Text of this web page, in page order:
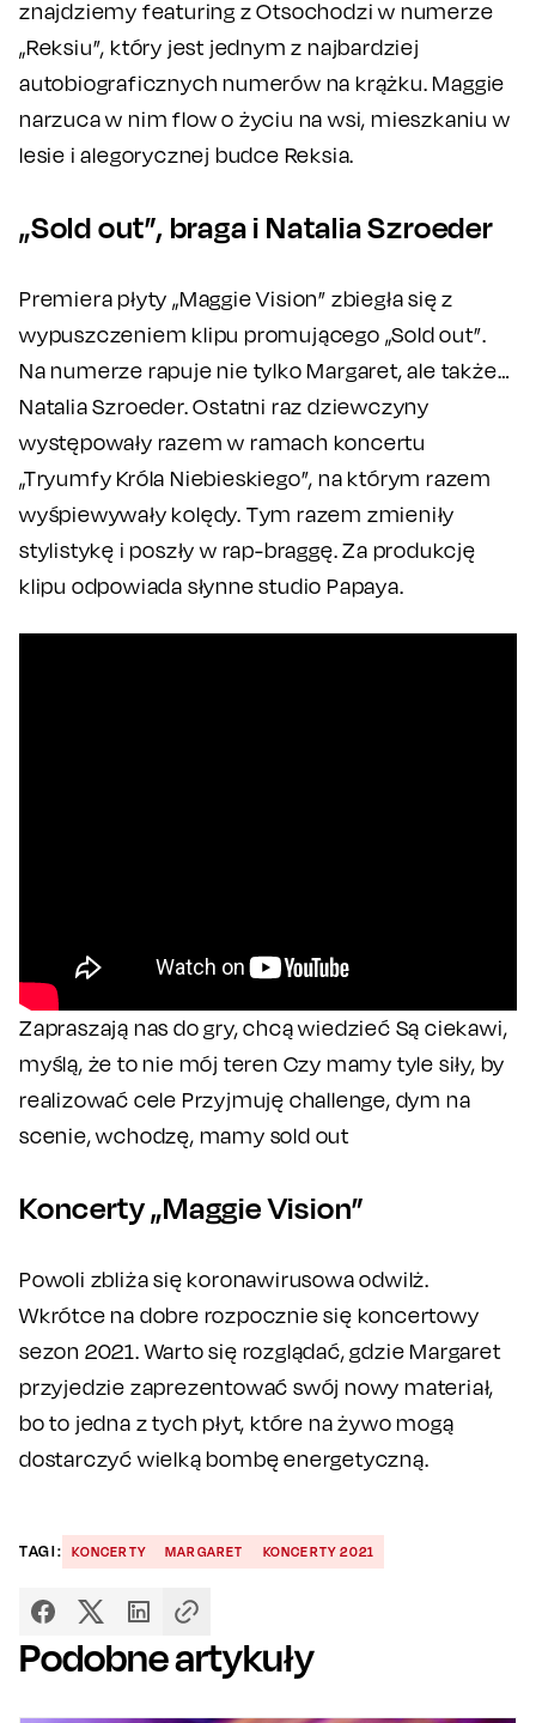
znajdziemy featuring z Otsochodzi w numerze
„Reksiu”, który jest jednym z najbardziej
autobiograficznych numerów na krążku. Maggie
narzuca w nim flow o życiu na wsi, mieszkaniu w
lesie i alegorycznej budce Reksia.
„Sold out”, braga i Natalia Szroeder
Premiera płyty „Maggie Vision” zbiegła się z
wypuszczeniem klipu promującego „Sold out”.
Na numerze rapuje nie tylko Margaret, ale także…
Natalia Szroeder. Ostatni raz dziewczyny
występowały razem w ramach koncertu
„Tryumfy Króla Niebieskiego”, na którym razem
wyśpiewywały kolędy. Tym razem zmieniły
stylistykę i poszły w rap-braggę. Za produkcję
klipu odpowiada słynne studio Papaya.
Zapraszają nas do gry, chcą wiedzieć Są ciekawi,
myślą, że to nie mój teren Czy mamy tyle siły, by
realizować cele Przyjmuję challenge, dym na
scenie, wchodzę, mamy sold out
Koncerty „Maggie Vision”
Powoli zbliża się koronawirusowa odwilż.
Wkrótce na dobre rozpocznie się koncertowy
sezon 2021. Warto się rozglądać, gdzie Margaret
przyjedzie zaprezentować swój nowy materiał,
bo to jedna z tych płyt, które na żywo mogą
dostarczyć wielką bombę energetyczną.
TAGI: KONCERTY MARGARET KONCERTY 2021
Podobne artykuły